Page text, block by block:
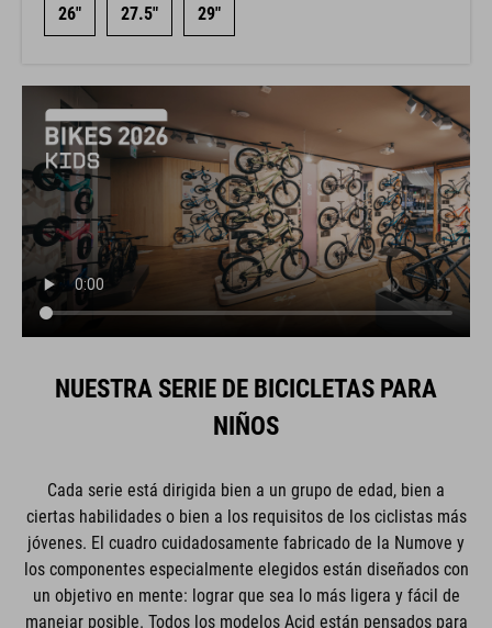
NUESTRA SERIE DE BICICLETAS PARA
NIÑOS
Cada serie está dirigida bien a un grupo de edad, bien a
ciertas habilidades o bien a los requisitos de los ciclistas más
jóvenes. El cuadro cuidadosamente fabricado de la Numove y
los componentes especialmente elegidos están diseñados con
un objetivo en mente: lograr que sea lo más ligera y fácil de
manejar posible. Todos los modelos Acid están pensados para